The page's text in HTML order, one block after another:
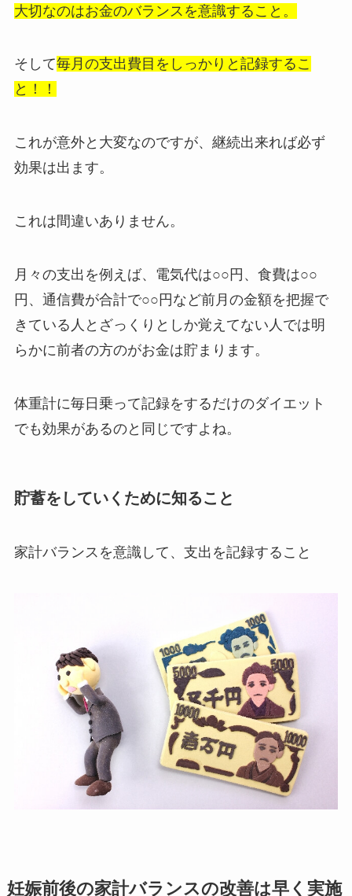
大切なのはお金のバランスを意識すること。
そして毎月の支出費目をしっかりと記録するこ
と！！
これが意外と大変なのですが、継続出来れば必ず
効果は出ます。
これは間違いありません。
月々の支出を例えば、電気代は○○円、食費は○○
円、通信費が合計で○○円など前月の金額を把握で
きている人とざっくりとしか覚えてない人では明
らかに前者の方のがお金は貯まります。
体重計に毎日乗って記録をするだけのダイエット
でも効果があるのと同じですよね。
貯蓄をしていくために知ること
家計バランスを意識して、支出を記録すること
妊娠前後の家計バランスの改善は早く実施